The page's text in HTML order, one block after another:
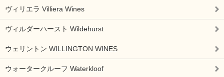
ヴィリエラ Villiera Wines
ヴィルダーハースト Wildehurst
ウェリントン WILLINGTON WINES
ウォータークルーフ Waterkloof